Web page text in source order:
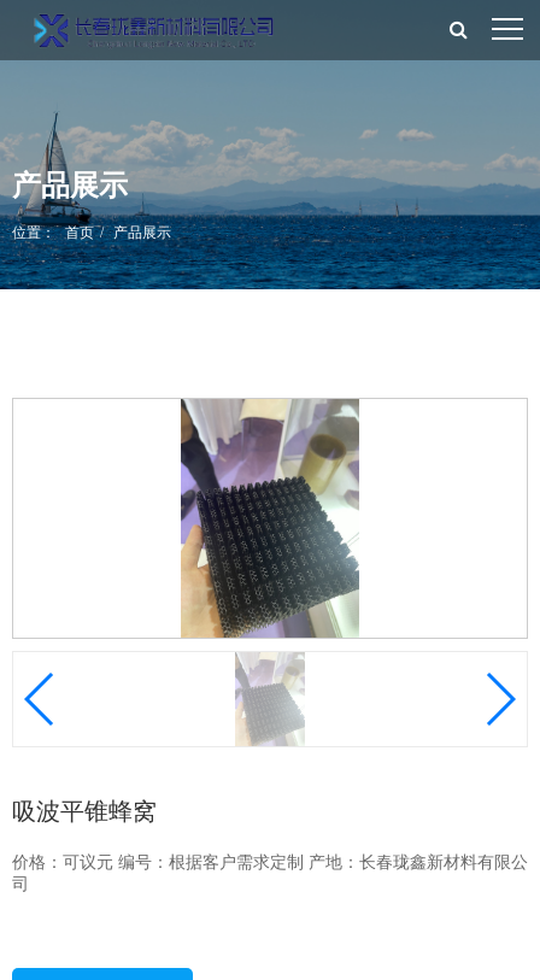
产品展示
位置： 首页 产品展示
吸波平锥蜂窝
价格： 可议元 编号：根据客户需求定制 产地：长春珑鑫新材料有限公
司